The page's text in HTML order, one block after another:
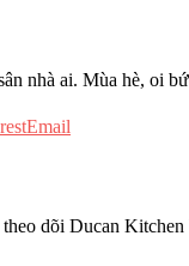
nhà ai. Mùa hè, oi
Email
dõi Ducan